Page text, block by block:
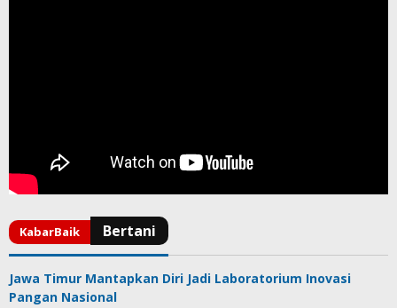
Jawa Timur Mantapkan Diri Jadi Laboratorium Inovasi
Pangan Nasional